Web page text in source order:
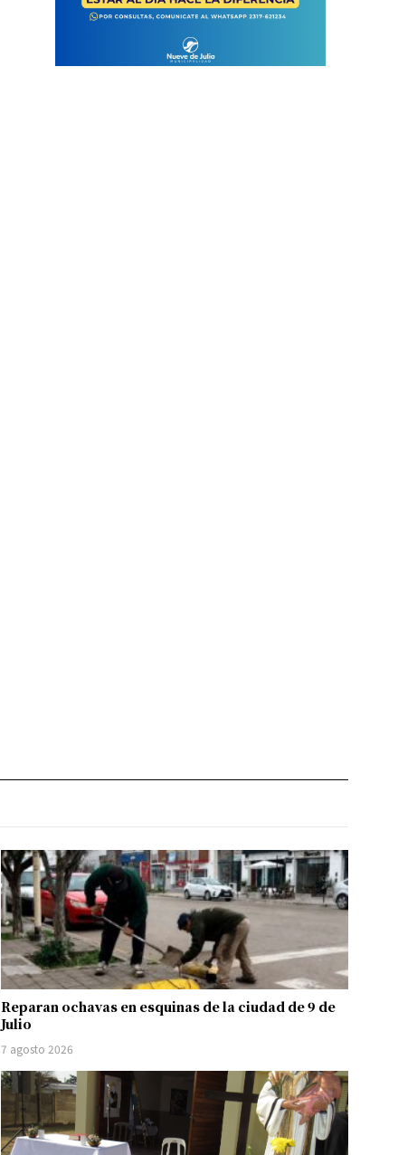
Reparan ochavas en esquinas de la ciudad de 9 de
Julio
7 agosto 2026